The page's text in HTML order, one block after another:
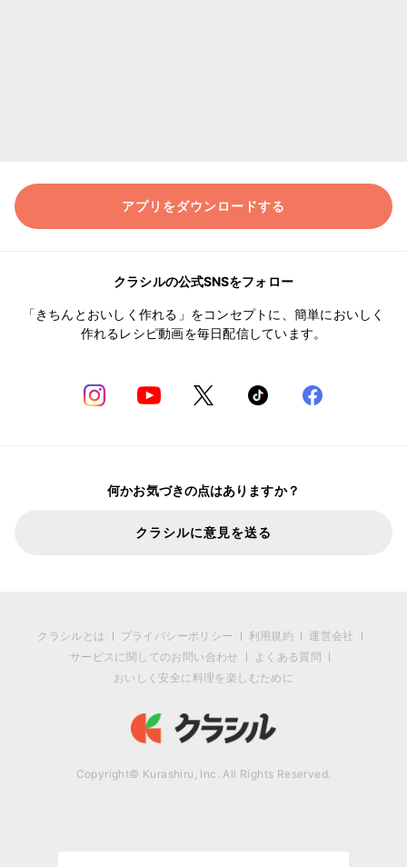
アプリをダウンロードする
クラシルの公式SNSをフォロー
「きちんとおいしく作れる」をコンセプトに、簡単においしく
作れるレシピ動画を毎日配信しています。
何かお気づきの点はありますか？
クラシルに意見を送る
クラシルとは プライバシーポリシー 利用規約
運営会社
サービスに関してのお問い合わせ
よくある質問
おいしく安全に料理を楽しむために
Copyright© Kurashiru, Inc. All Rights Reserved.